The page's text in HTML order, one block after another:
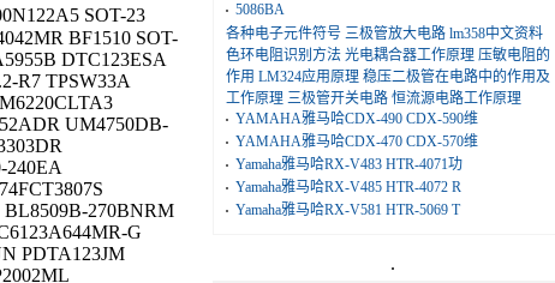
SOT-23
BF1510 SOT-
DTC123ESA
R7 TPSW33A
UM4750DB-
240EA
BL8509B-270BNRM
G
PDTA123JM
5086BA
各种电子元件符号 三极管放大电路 lm358中文资料
色环电阻识别方法 光电耦合器工作原理 压敏电阻的
作用 LM324应用原理 稳压二极管在电路中的作用及
工作原理 三极管开关电路 恒流源电路工作原理
YAMAHA雅马哈CDX-490 CDX-590维
YAMAHA雅马哈CDX-470 CDX-570维
Yamaha雅马哈RX-V483 HTR-4071功
Yamaha雅马哈RX-V485 HTR-4072 R
Yamaha雅马哈RX-V581 HTR-5069 T
.